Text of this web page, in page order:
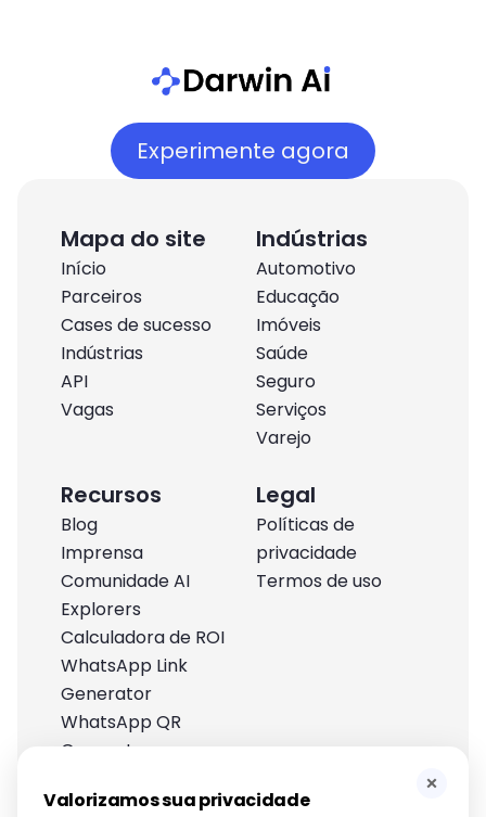
Experimente agora
Mapa do site
Início
Parceiros
Cases de sucesso
Indústrias
API
Vagas
Indústrias
Automotivo
Educação
Imóveis
Saúde
Seguro
Serviços
Varejo
Recursos
Blog
Imprensa
Comunidade AI
Explorers
Calculadora de ROI
WhatsApp Link
Generator
WhatsApp QR
Generator
Legal
Políticas de
privacidade
Termos de uso
×
Valorizamos sua privacidade